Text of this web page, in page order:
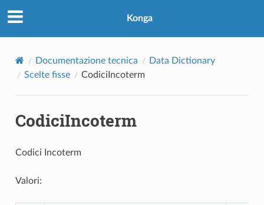
Konga
Documentazione tecnica
Data Dictionary
Scelte fisse
CodiciIncoterm
CodiciIncoterm
Codici Incoterm
Valori: